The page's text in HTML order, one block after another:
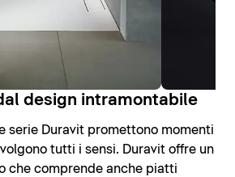
design intramontabile
serie Duravit promettono momenti
tutti i sensi. Duravit offre un
che comprende anche piatti